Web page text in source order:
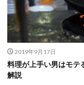
2019年9月17日
料理が上手い男はモテ
解説